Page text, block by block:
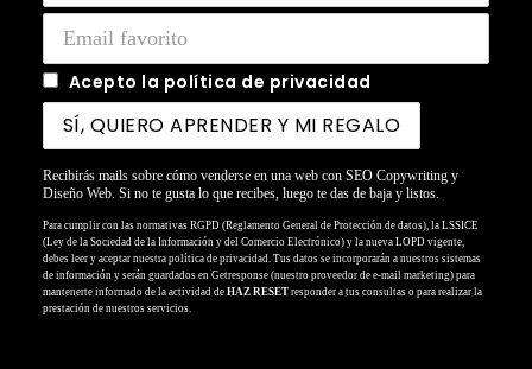
Acepto la política de privacidad
Recibirás mails sobre cómo venderse en una web con SEO Copywriting y
Diseño Web. Si no te gusta lo que recibes, luego te das de baja y listos.
Para cumplir con las normativas RGPD (Reglamento General de Protección de datos), la LSSICE
(Ley de la Sociedad de la Información y del Comercio Electrónico) y la nueva LOPD vigente,
debes leer y aceptar nuestra política de privacidad. Tus datos se incorporarán a nuestros sistemas
de información y serán guardados en Getresponse (nuestro proveedor de e-mail marketing) para
mantenerte informado de la actividad de HAZ RESETresponder a tus consultas o para realizar la
prestación de nuestros servicios.